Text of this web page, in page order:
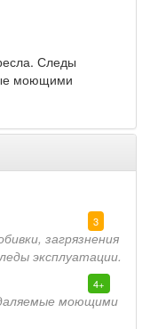
Следы
моющими
3
загрязнения
эксплуатации.
4+
моющими